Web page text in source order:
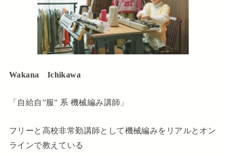
Wakana Ichikawa
「自給自”服” 系 機械編み講師」
フリーと高校非常勤講師として機械編みをリアルとオン
ラインで教えている